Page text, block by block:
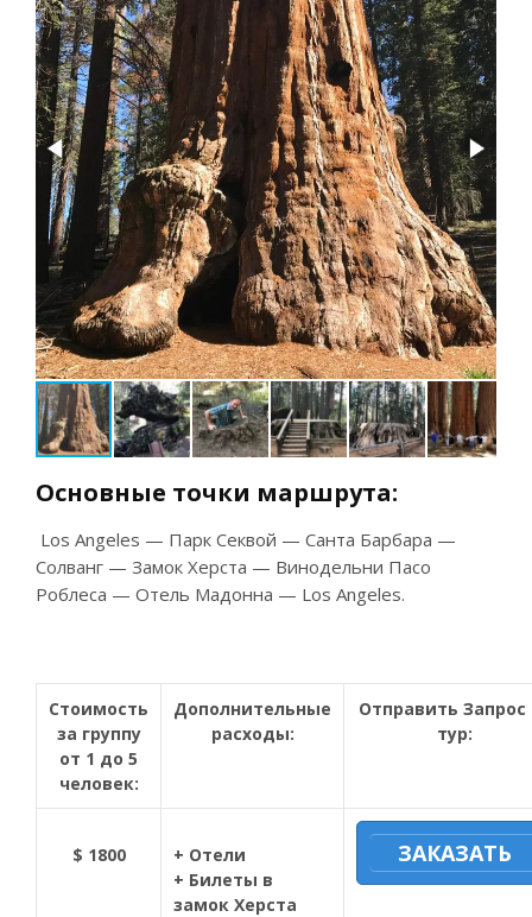
Основные точки маршрута:
Los Angeles — Парк Секвой — Санта Барбара —
Солванг — Замок Херста — Винодельни Пасо
Роблеса — Отель Мадонна — Los Angeles.
Стоимость
за группу
от 1 до 5
человек:
Дополнительные
расходы:
Отправить Запрос
тур:
$ 1800
+ Отели
+ Билеты в
замок Херста
ЗАКАЗАТЬ